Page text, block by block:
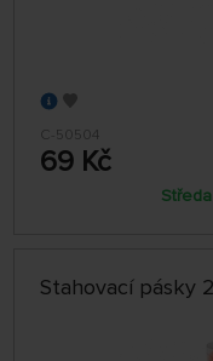
C-50504
69 Kč
Stahovací pásky